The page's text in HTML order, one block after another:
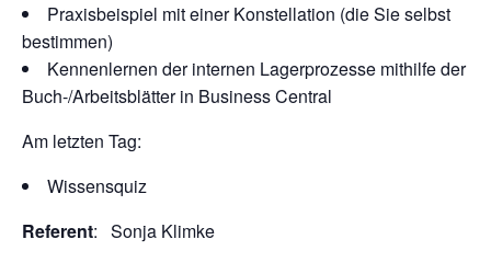
Praxisbeispiel mit einer Konstellation (die Sie selbst
bestimmen)
Kennenlernen der internen Lagerprozesse mithilfe der
Buch-/Arbeitsblätter in Business Central
Am letzten Tag:
Wissensquiz
Referent: Sonja Klimke